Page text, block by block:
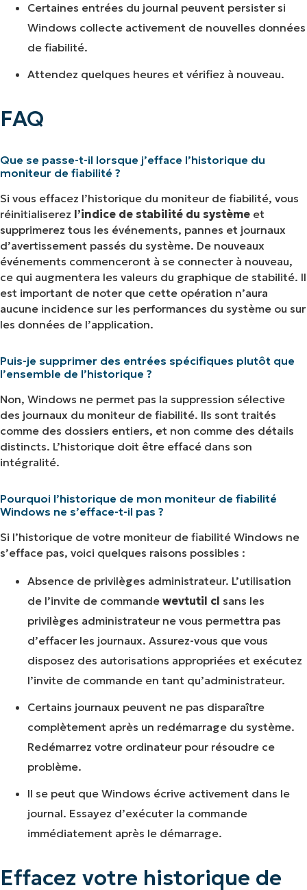
Certaines entrées du journal peuvent persister si
Windows collecte activement de nouvelles données
de fiabilité.
Attendez quelques heures et vérifiez à nouveau.
FAQ
Que se passe-t-il lorsque j’efface l’historique du
moniteur de fiabilité ?
Si vous effacez l’historique du moniteur de fiabilité, vous
réinitialiserez l’indice de stabilité du système et
supprimerez tous les événements, pannes et journaux
d’avertissement passés du système. De nouveaux
événements commenceront à se connecter à nouveau,
ce qui augmentera les valeurs du graphique de stabilité. Il
est important de noter que cette opération n’aura
aucune incidence sur les performances du système ou sur
les données de l’application.
Puis-je supprimer des entrées spécifiques plutôt que
l’ensemble de l’historique ?
Non, Windows ne permet pas la suppression sélective
des journaux du moniteur de fiabilité. Ils sont traités
comme des dossiers entiers, et non comme des détails
distincts. L’historique doit être effacé dans son
intégralité.
Pourquoi l’historique de mon moniteur de fiabilité
Windows ne s’efface-t-il pas ?
Si l’historique de votre moniteur de fiabilité Windows ne
s’efface pas, voici quelques raisons possibles :
Absence de privilèges administrateur. L’utilisation
de l’invite de commande wevtutil cl sans les
privilèges administrateur ne vous permettra pas
d’effacer les journaux. Assurez-vous que vous
disposez des autorisations appropriées et exécutez
l’invite de commande en tant qu’administrateur.
Certains journaux peuvent ne pas disparaître
complètement après un redémarrage du système.
Redémarrez votre ordinateur pour résoudre ce
problème.
Il se peut que Windows écrive activement dans le
journal. Essayez d’exécuter la commande
immédiatement après le démarrage.
Effacez votre historique de
Explorer les démos